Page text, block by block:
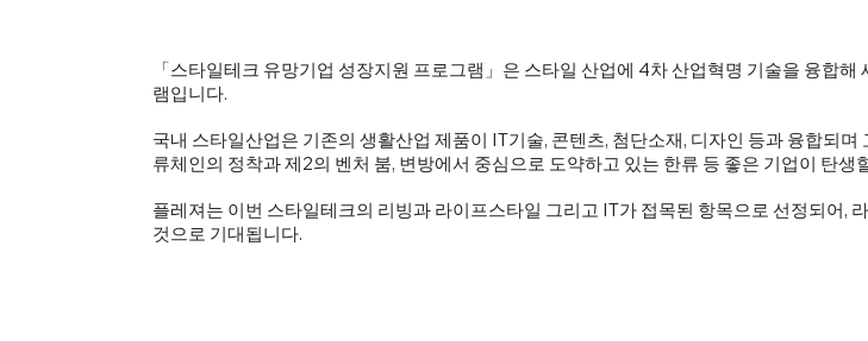
「스타일테크 유망기업 성장지원 프로그램」은 스타일 산업에 4차 산업혁명 기술을 융합
램입니다.
국내 스타일산업은 기존의 생활산업 제품이 IT기술, 콘텐츠, 첨단소재, 디자인 등과 융합되
류체인의 정착과 제2의 벤처 붐, 변방에서 중심으로 도약하고 있는 한류 등 좋은 기업이 탄생
플레져는 이번 스타일테크의 리빙과 라이프스타일 그리고 IT가 접목된 항목으로 선정되어,
것으로 기대됩니다.